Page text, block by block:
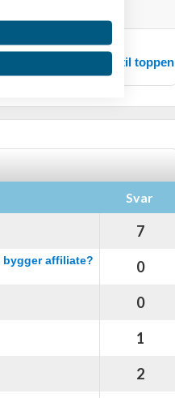
Tilbage til toppen
Svar
7
bygger affiliate? 0
0
1
2